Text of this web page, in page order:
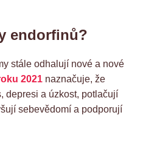
endorfinů?
stále odhalují nové a nové
2021 naznačuje, že
depresi a úzkost, potlačují
sebevědomí a podporují